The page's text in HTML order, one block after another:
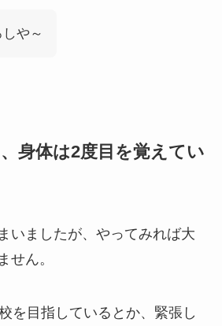
や～
身体は2度目を覚えてい
いましたが、やってみれば大
せん。
を目指しているとか、緊張し